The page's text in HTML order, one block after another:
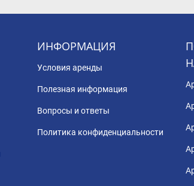
ИНФОРМАЦИЯ
Условия аренды
Полезная информация
Вопросы и ответы
Политика конфиденциальности